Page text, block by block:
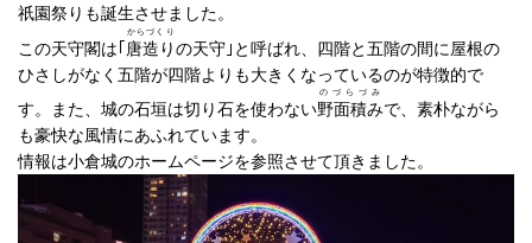
祇園祭りも誕生させました。
この天守閣は｢唐造り
からづくり
の天守｣と呼ばれ、四階と五階の間に屋根の
ひさしがなく五階が四階よりも大きくなっているのが特徴的で
す。また、城の石垣は切り石を使わない野面積み
のづらづみ
で、素朴ながら
も豪快な風情にあふれています。
情報は小倉城のホームページを参照させて頂きました。